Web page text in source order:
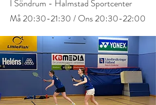
I Söndrum - Halmstad Sportcenter
Må 20:30-21:30 / Ons 20:30-22:00